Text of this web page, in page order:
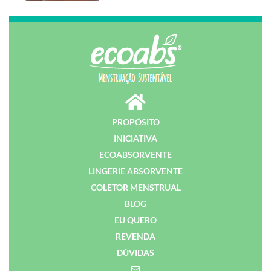
PROPÓSITO
INICIATIVA
ECOABSORVENTE
LINGERIE ABSORVENTE
COLETOR MENSTRUAL
BLOG
EU QUERO
REVENDA
DÚVIDAS